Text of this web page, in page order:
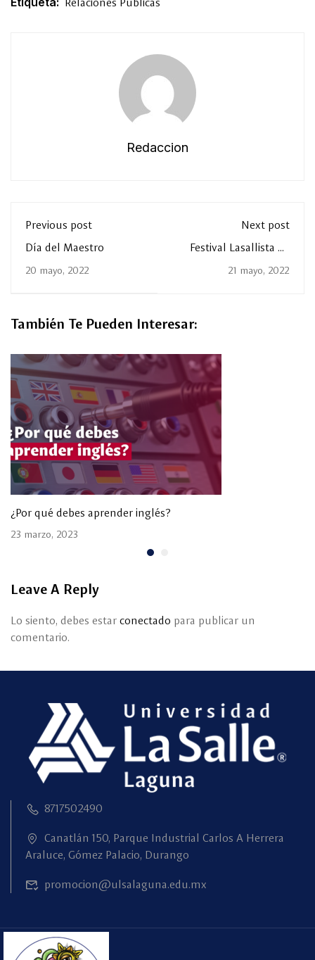
Redaccion
Previous post
Día del Maestro
20 mayo, 2022
Next post
Festival Lasallista de
21 mayo, 2022
También Te Pueden Interesar:
¿Por qué debes aprender inglés?
23 marzo, 2023
Leave A Reply
Lo siento, debes estar conectado para publicar un
comentario.
8717502490
Canatlán 150, Parque Industrial Carlos A Herrera
Araluce, Gómez Palacio, Durango
promocion@ulsalaguna.edu.mx